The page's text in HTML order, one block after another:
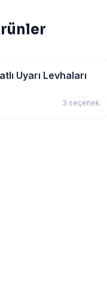
Uyarı Levhaları
3 seçenek